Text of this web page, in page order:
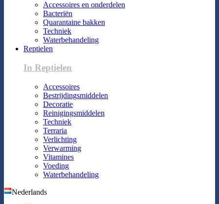
Accessoires en onderdelen
Bacteriën
Quarantaine bakken
Techniek
Waterbehandeling
Reptielen
In Reptielen
Accessoires
Bestrijdingsmiddelen
Decoratie
Reinigingsmiddelen
Techniek
Terraria
Verlichting
Verwarming
Vitamines
Voeding
Waterbehandeling
Nederlands